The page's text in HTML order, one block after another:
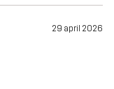
29 april 2026